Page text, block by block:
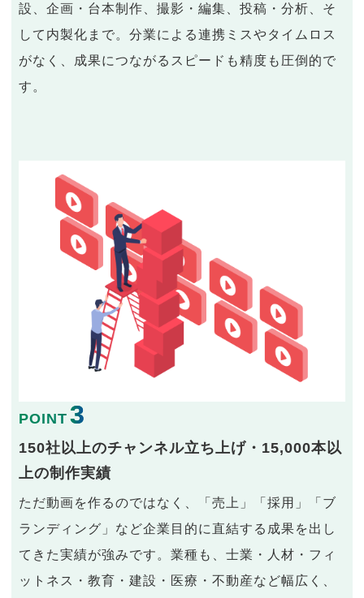
設、企画・台本制作、撮影・編集、投稿・分析、そ
して内製化まで。分業による連携ミスやタイムロス
がなく、成果につながるスピードも精度も圧倒的で
す。
POINT 3
150社以上のチャンネル立ち上げ・15,000本以
上の制作実績
ただ動画を作るのではなく、「売上」「採用」「ブ
ランディング」など企業目的に直結する成果を出し
てきた実績が強みです。業種も、士業・人材・フィ
ットネス・教育・建設・医療・不動産など幅広く、